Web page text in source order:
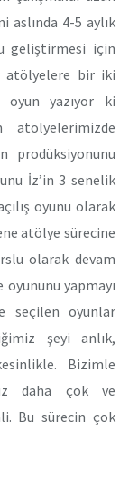
aslında 4-5 aylık
geliştirmesi için
atölyelere bir iki
yazıyor ki
atölyelerimizde
prodüksiyonunu
İz’in 3 senelik
oyunu olarak
atölye sürecine
olarak devam
yapmayı
seçilen oyunlar
şeyi anlık,
Bizimle
daha çok ve
Bu sürecin çok